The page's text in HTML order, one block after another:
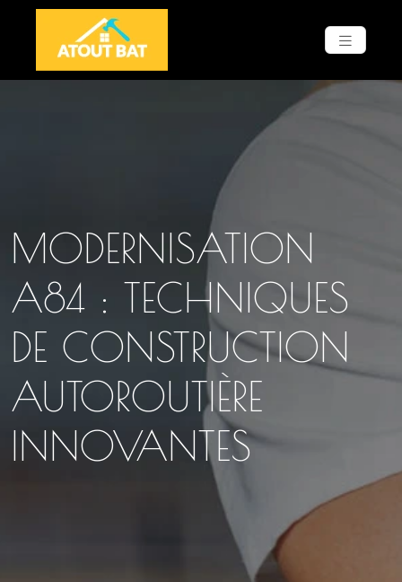
MODERNISATION
A84 : TECHNIQUES
DE CONSTRUCTION
AUTOROUTIÈRE
INNOVANTES